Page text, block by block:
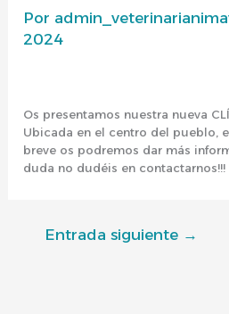
Por
2024
Os presentamos nuestra nueva
Ubicada en el centro del pueblo,
breve os podremos dar más
duda no dudéis en contactarnos!!!
Entrada siguiente →